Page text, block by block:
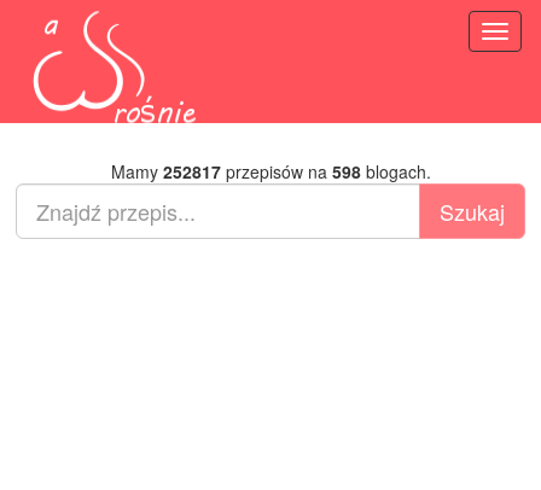
Mamy 252817przepisów na 598blogach.